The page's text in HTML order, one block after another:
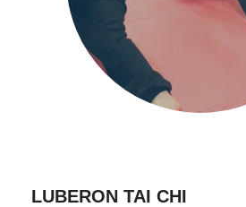
LUBERON TAI CHI